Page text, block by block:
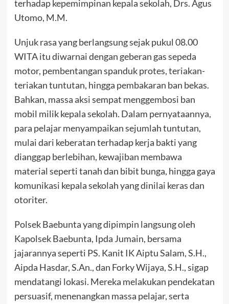
terhadap kepemimpinan kepala sekolah, Drs. Agus
Utomo, M.M.
Unjuk rasa yang berlangsung sejak pukul 08.00
WITA itu diwarnai dengan geberan gas sepeda
motor, pembentangan spanduk protes, teriakan-
teriakan tuntutan, hingga pembakaran ban bekas.
Bahkan, massa aksi sempat menggembosi ban
mobil milik kepala sekolah. Dalam pernyataannya,
para pelajar menyampaikan sejumlah tuntutan,
mulai dari keberatan terhadap kerja bakti yang
dianggap berlebihan, kewajiban membawa
material seperti tanah dan bibit bunga, hingga gaya
komunikasi kepala sekolah yang dinilai keras dan
otoriter.
Polsek Baebunta yang dipimpin langsung oleh
Kapolsek Baebunta, Ipda Jumain, bersama
jajarannya seperti PS. Kanit IK Aiptu Salam, S.H.,
Aipda Hasdar, S.An., dan Forky Wijaya, S.H., sigap
mendatangi lokasi. Mereka melakukan pendekatan
persuasif, menenangkan massa pelajar, serta